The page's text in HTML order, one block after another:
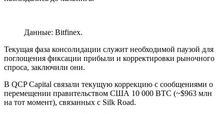
Данные: Bitfinex.
Текущая фаза консолидации служит необходимой паузой для
поглощения фиксации прибыли и корректировки рыночного
спроса, заключили они.
В QCP Capital связали текущую коррекцию с сообщениями о
перемещении правительством США 10 000 BTC (~$963 млн
на тот момент), связанных с Silk Road.